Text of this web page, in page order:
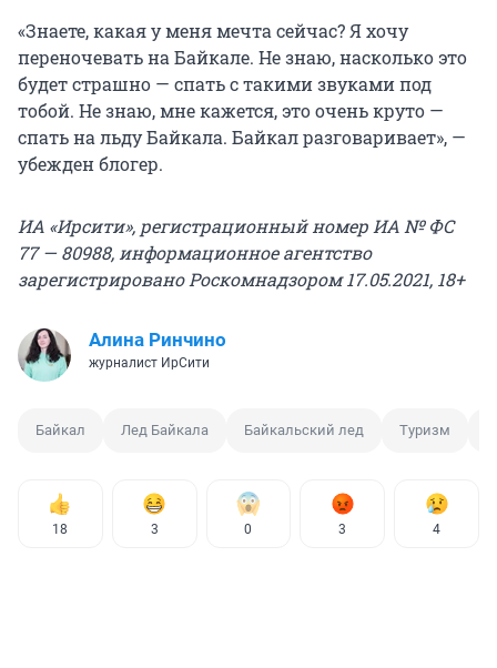
«Знаете, какая у меня мечта сейчас? Я хочу
переночевать на Байкале. Не знаю, насколько это
будет страшно — спать с такими звуками под
тобой. Не знаю, мне кажется, это очень круто —
спать на льду Байкала. Байкал разговаривает», —
убежден блогер.
ИА «Ирсити», регистрационный номер ИА № ФС
77 — 80988, информационное агентство
зарегистрировано Роскомнадзором 17.05.2021, 18+
Алина Ринчино
журналист ИрСити
Байкал Лед Байкала Байкальский лед Туризм
18 3 0 3 4